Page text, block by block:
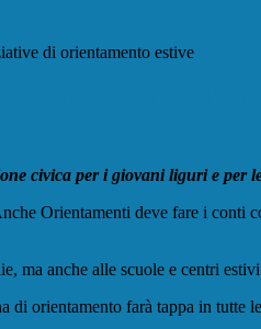
di orientamento estive
civica per i giovani liguri e per
Orientamenti deve fare i conti
ma anche alle scuole e centri
di orientamento farà tappa in tutte